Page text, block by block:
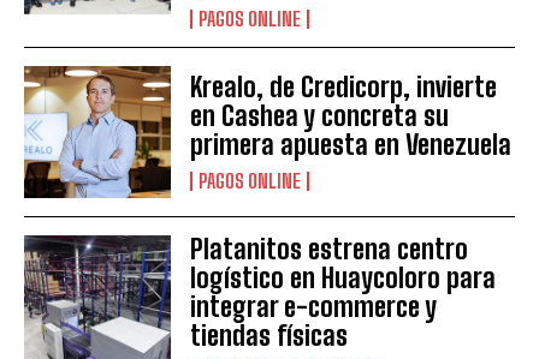
PAGOS ONLINE
Krealo, de Credicorp, invierte
en Cashea y concreta su
primera apuesta en Venezuela
PAGOS ONLINE
Platanitos estrena centro
logístico en Huaycoloro para
integrar e-commerce y
tiendas físicas